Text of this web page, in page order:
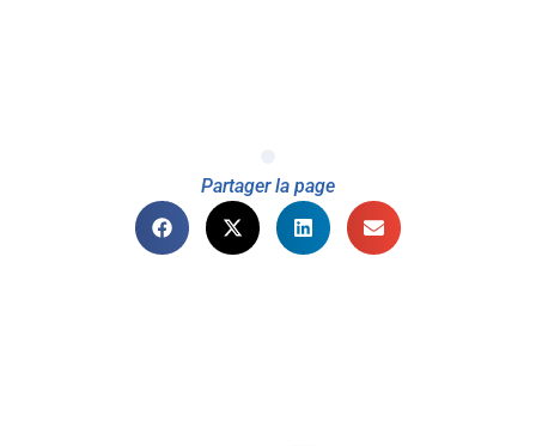
Partager la page